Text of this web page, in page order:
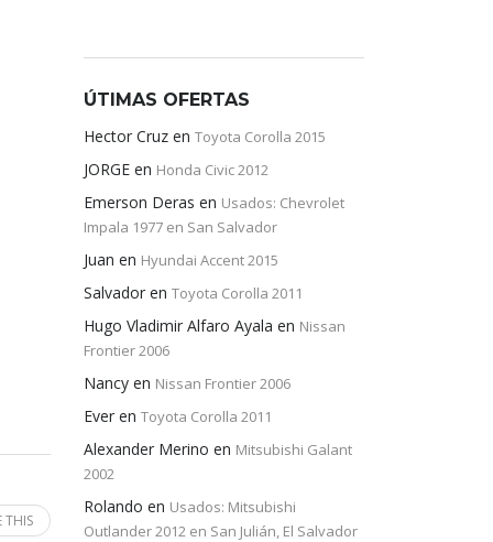
THIS
ÚTIMAS OFERTAS
Hector Cruz en Toyota Corolla 2015
JORGE en Honda Civic 2012
Emerson Deras en Usados: Chevrolet
Impala 1977 en San Salvador
Juan en Hyundai Accent 2015
Salvador en Toyota Corolla 2011
Hugo Vladimir Alfaro Ayala en Nissan
Frontier 2006
Nancy en Nissan Frontier 2006
Ever en Toyota Corolla 2011
Alexander Merino en Mitsubishi Galant
2002
Rolando en Usados: Mitsubishi
Outlander 2012 en San Julián, El Salvador